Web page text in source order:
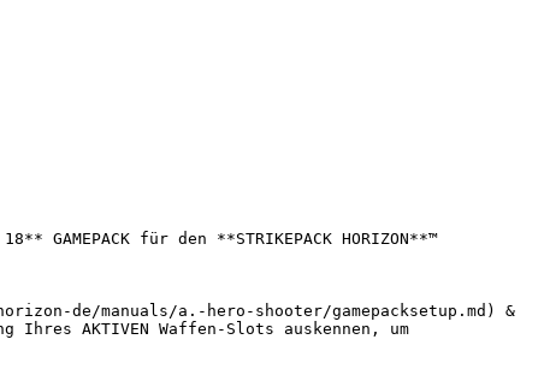
für den **STRIKEPACK HORIZON**™
de/manuals/a.-hero-shooter/gamepacksetup.md) &
Ihres AKTIVEN Waffen-Slots auskennen, um